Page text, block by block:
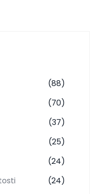
(88)
(70)
(37)
(25)
(24)
(24)